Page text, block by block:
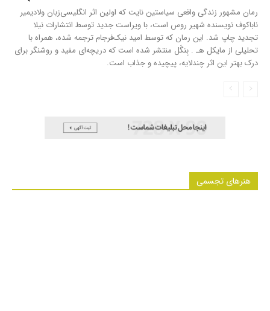
رمان مشهور زندگی واقعی سیاستین نایت که اولین اثر انگلیسی‌زبان ولادیمیر
ناباکوف نویسنده شهیر روس است، با ویراست جدید توسط انتشارات نیلا
تجدید چاپ شد. این رمان که توسط امید نیک‌فرجام ترجمه شده، همراه با
تحلیلی از مایکل هـ . بِنگَل منتشر شده است که دریچه‌ای مفید و روشنگر برای
درک بهتر این اثر چندلایه، پیچیده و جذاب است.
هنرهای تجسمی